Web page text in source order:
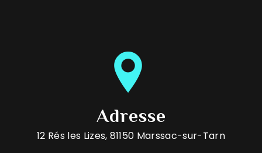
Adresse
12 Rés les Lizes, 81150 Marssac-sur-Tarn